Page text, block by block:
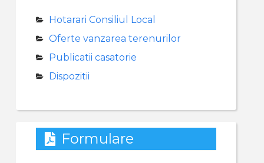
Hotarari Consiliul Local
Oferte vanzarea terenurilor
Publicatii casatorie
Dispozitii
Formulare